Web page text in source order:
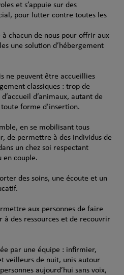
et s’appuie sur des
pour lutter contre toutes les
à chacun de nous pour offrir aux
une solution d’hébergement
ne peuvent être accueillies
classiques : trop de
d’animaux, autant de
forme d’insertion.
en se mobilisant tous
de permettre à des individus de
un chez soi respectant
en couple.
des soins, une écoute et un
aux personnes de faire
à des ressources et de recouvrir
par une équipe : infirmier,
veilleurs de nuit, unis autour
aujourd’hui sans voix,